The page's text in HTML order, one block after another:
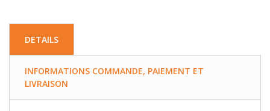
DETAILS
INFORMATIONS COMMANDE, PAIEMENT ET
LIVRAISON